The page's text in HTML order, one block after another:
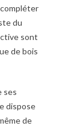
du
sont
de bois
ses
dispose
de